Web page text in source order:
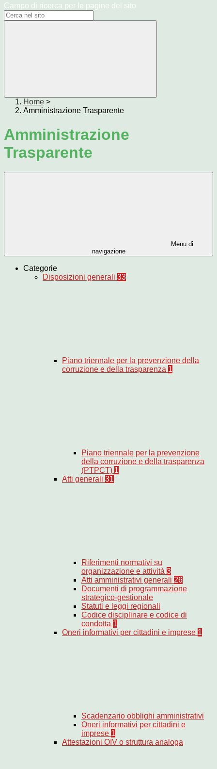
Campo di ricerca per le pagine del sito
Home >
Amministrazione Trasparente
Amministrazione
Trasparente
Menu di
navigazione
Categorie
Disposizioni generali 33
Piano triennale per la prevenzione della
corruzione e della trasparenza 1
Piano triennale per la prevenzione
della corruzione e della trasparenza
(PTPCT) 1
Atti generali 31
Riferimenti normativi su
organizzazione e attività 3
Atti amministrativi generali 26
Documenti di programmazione
strategico-gestionale
Statuti e leggi regionali
Codice disciplinare e codice di
condotta 1
Oneri informativi per cittadini e imprese 1
Scadenzario obblighi amministrativi
Oneri informativi per cittadini e
imprese 1
Attestazioni OIV o struttura analoga